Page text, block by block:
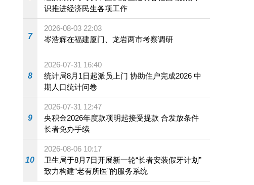
识推进经济民生各项工作
7
2026-08-03 22:03
岑浩辉在福建厦门、龙岩两市考察调研
8
2026-07-31 16:40
统计局8月1日起派员上门 协助住户完成2026 中
期人口统计问卷
9
2026-07-31 12:47
央积金2026年度款项明起接受提款 合发放条件
长者免办手续
10
2026-08-06 10:17
卫生局于8月7日开展新一轮“长者安装假牙计划”
致力构建“老有所医”的服务系统